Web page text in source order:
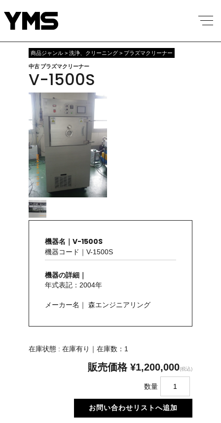
商品ジャンル > 洗浄、クリーニング > プラズマクリーナー
中古 プラズマクリーナー
V-1500S
機器名｜V-1500S
機器コード｜V-1500S
機器の詳細｜
年式表記：2004年
メーカー名｜ 森エンジニアリング
在庫状態 : 在庫有り｜在庫数：1
販売価格 ¥1,200,000(税込)
数量